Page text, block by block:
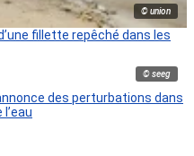
© union
fillette repêché dans les
© seeg
des perturbations dans